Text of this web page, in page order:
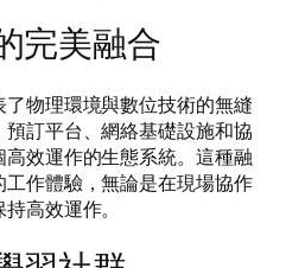
完美融合
物理環境與數位技術的無縫
訂平台、網絡基礎設施和協
效運作的生態系統。這種融
作體驗，無論是在現場協作
高效運作。